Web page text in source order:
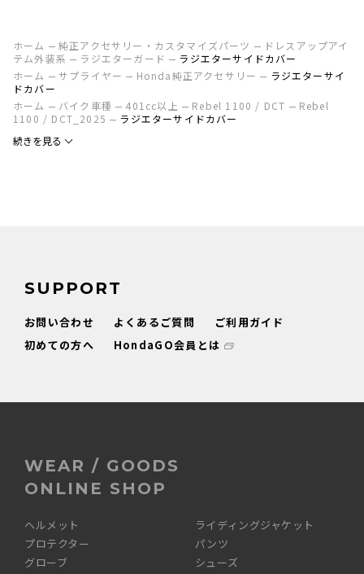
ホーム 純正アクセサリー・カスタマイズパーツ
ドレスアップアイ
テム外装系
ラジエターガード
ラジエターサイドカバー
ホーム
サプライヤー Honda純正アクセサリー
ラジエターサイ
ドカバー
ホーム
バイク車種 401cc以上 Rebel 1100 / DCT
Rebel
1100 / DCT_2025
ラジエターサイドカバー
続きを見る
SUPPORT
お問い合わせ よくあるご質問
ご利用ガイド
初めての方へ
HondaGO会員とは
WEAR / GOODS
ONLINE SHOP
ヘルメット
ライディングジャケット
プロテクター
パンツ
グローブ
シューズ